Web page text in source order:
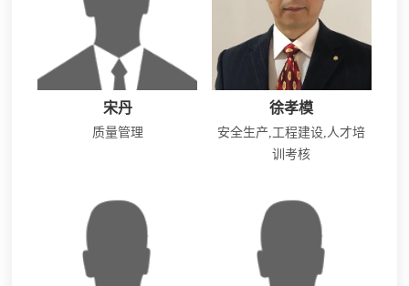
宋丹
质量管理
徐孝模
安全生产,工程建设,人才培
训考核